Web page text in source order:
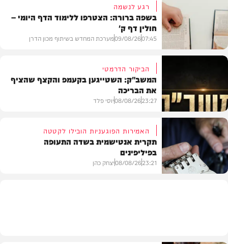
בית המדרש
רגע לנשמה
בשפה ברורה: הצטרפו ללימוד הדף היומי –
חולין דף ק'
07:45
09/08/26מערכת המחדש בשיתוף מכון הדרן
המשב"ק
הביקור הדרמטי
המשב"ק: השטייגען בקעמפ והקצף שהציף
את הבריכה
23:27
08/08/26יוסי פלד
האמירות הפוגעניות הובילו לקטטה
תקרית אנטישמית בשדה התעופה
בפיליפינים
23:21
08/08/26יצחק כהן